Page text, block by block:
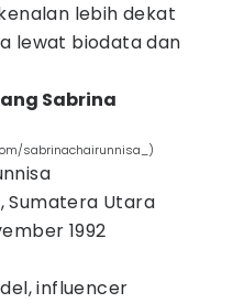
lebih dekat
lewat biodata dan
Sabrina
sabrinachairunnisa_)
Sumatera Utara
1992
influencer